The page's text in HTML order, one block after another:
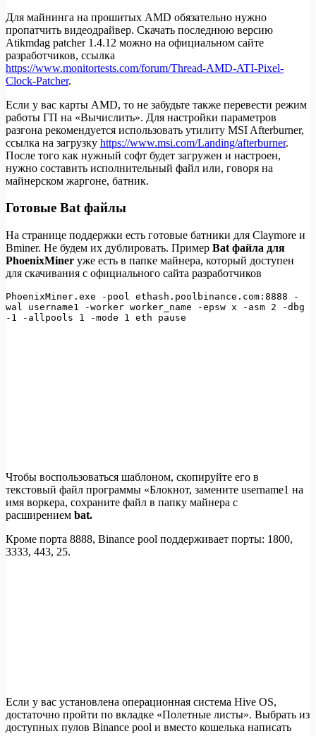
Для майнинга на прошитых AMD обязательно нужно
пропатчить видеодрайвер. Скачать последнюю версию
Atikmdag patcher 1.4.12 можно на официальном сайте
разработчиков, ссылка
https://www.monitortests.com/forum/Thread-AMD-ATI-Pixel-
Clock-Patcher.
Если у вас карты AMD, то не забудьте также перевести режим
работы ГП на «Вычислить». Для настройки параметров
разгона рекомендуется использовать утилиту MSI Afterburner,
ссылка на загрузку https://www.msi.com/Landing/afterburner.
После того как нужный софт будет загружен и настроен,
нужно составить исполнительный файл или, говоря на
майнерском жаргоне, батник.
Готовые Bat файлы
На странице поддержки есть готовые батники для Claymore и
Bminer. Не будем их дублировать. Пример Bat файла для
PhoenixMiner уже есть в папке майнера, который доступен
для скачивания с официального сайта разработчиков
PhoenixMiner.exe -pool ethash.poolbinance.com:8888 -
wal username1 -worker worker_name -epsw x -asm 2 -dbg
-1 -allpools 1 -mode 1 eth pause
Чтобы воспользоваться шаблоном, скопируйте его в
текстовый файл программы «Блокнот, замените username1 на
имя воркера, сохраните файл в папку майнера с
расширением bat.
Кроме порта 8888, Binance pool поддерживает порты: 1800,
3333, 443, 25.
Если у вас установлена операционная система Hive OS,
достаточно пройти по вкладке «Полетные листы». Выбрать из
доступных пулов Binance pool и вместо кошелька написать